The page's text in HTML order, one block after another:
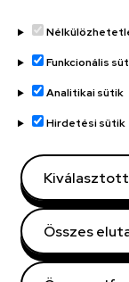
Adatvédelem
Régi oldal
Technikai
Funkcionális
Analitikai sütik
Hirdetési sütik
Összes